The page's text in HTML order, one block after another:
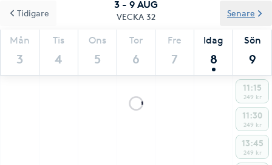
3 - 9 AUG
VECKA 32
Mån
3
Tis
4
Ons
5
Tor
6
Fre
7
Idag
8
Sön
9
Tidigare Senare
11:15
249 kr
11:30
249 kr
13:45
249 kr